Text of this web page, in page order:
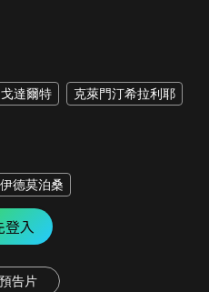
達爾特
克萊門汀希拉利耶
德莫泊桑
登入
告片